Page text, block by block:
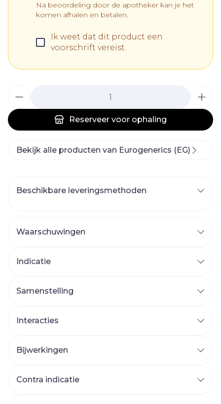
Na beoordeling door de apotheker kan je het
komen afhalen en betalen.
Ik weet dat dit product een
voorschrift vereist.
Reserveer voor ophaling
Bekijk alle producten van Eurogenerics (EG)
Beschikbare leveringsmethoden
Waarschuwingen
Indicatie
Samenstelling
Interacties
Bijwerkingen
Contra indicatie